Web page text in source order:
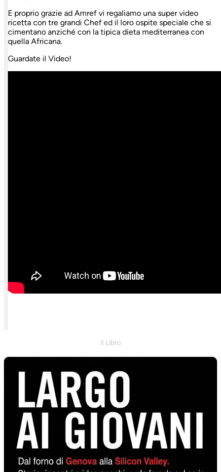
E proprio grazie ad Amref vi regaliamo una super video
ricetta con tre grandi Chef ed il loro ospite speciale che si
cimentano anziché con la tipica dieta mediterranea con
quella Africana.
Guardate il Video!
Il Libro